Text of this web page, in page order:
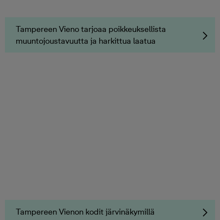
Tampereen Vieno tarjoaa poikkeuksellista
muuntojoustavuutta ja harkittua laatua
Tampereen Vienon kodit järvinäkymillä